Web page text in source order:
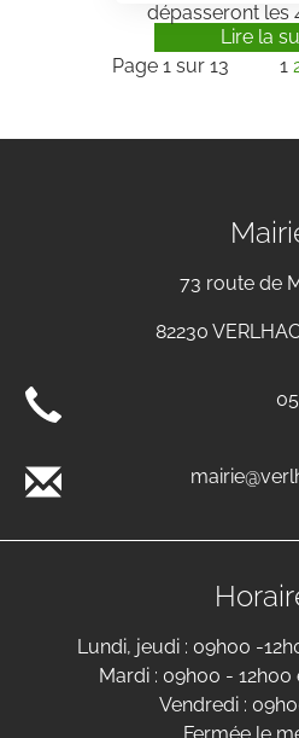
dépasseront les
Lire la
Page 1 sur 13
1
73 route de
82230
Lundi, jeudi : 09h00 -
Mardi : 09h00 - 12h00
Vendredi :